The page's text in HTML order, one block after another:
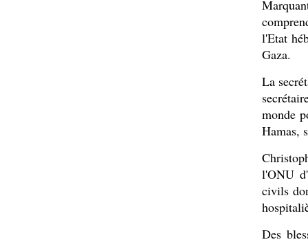
l'Etat
Gaza.
La
monde
Hamas,
l'ONU
civils
Des